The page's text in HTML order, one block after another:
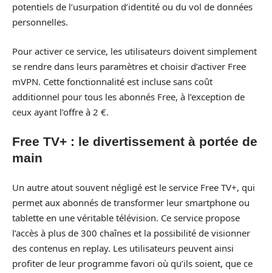
potentiels de l’usurpation d’identité ou du vol de données
personnelles.
Pour activer ce service, les utilisateurs doivent simplement
se rendre dans leurs paramètres et choisir d’activer Free
mVPN. Cette fonctionnalité est incluse sans coût
additionnel pour tous les abonnés Free, à l’exception de
ceux ayant l’offre à 2 €.
Free TV+ : le divertissement à portée de
main
Un autre atout souvent négligé est le service Free TV+, qui
permet aux abonnés de transformer leur smartphone ou
tablette en une véritable télévision. Ce service propose
l’accès à plus de 300 chaînes et la possibilité de visionner
des contenus en replay. Les utilisateurs peuvent ainsi
profiter de leur programme favori où qu’ils soient, que ce